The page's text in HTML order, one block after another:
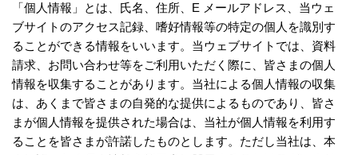
「個人情報」とは、氏名、住所、E メールアドレス、当ウェ
ブサイトのアクセス記録、嗜好情報等の特定の個人を識別す
ることができる情報をいいます。当ウェブサイトでは、資料
請求、お問い合わせ等をご利用いただく際に、皆さまの個人
情報を収集することがあります。当社による個人情報の収集
は、あくまで皆さまの自発的な提供によるものであり、皆さ
まが個人情報を提供された場合は、当社が個人情報を利用す
ることを皆さまが許諾したものとします。ただし当社は、本